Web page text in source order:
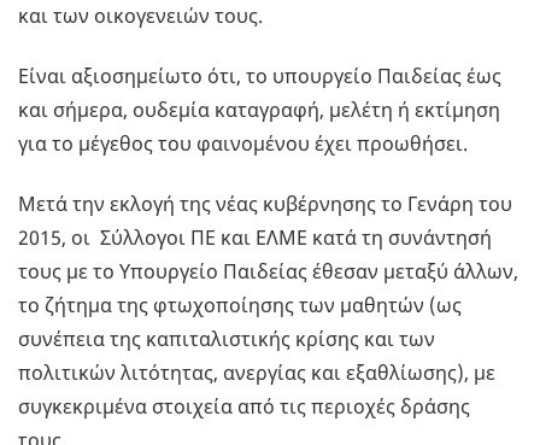
και των οικογενειών τους.
Είναι αξιοσημείωτο ότι, το υπουργείο Παιδείας έως
και σήμερα, ουδεμία καταγραφή, μελέτη ή εκτίμηση
για το μέγεθος του φαινομένου έχει προωθήσει.
Μετά την εκλογή της νέας κυβέρνησης το Γενάρη του
2015, οι Σύλλογοι ΠΕ και ΕΛΜΕ κατά τη συνάντησή
τους με το Υπουργείο Παιδείας έθεσαν μεταξύ άλλων,
το ζήτημα της φτωχοποίησης των μαθητών (ως
συνέπεια της καπιταλιστικής κρίσης και των
πολιτικών λιτότητας, ανεργίας και εξαθλίωσης), με
συγκεκριμένα στοιχεία από τις περιοχές δράσης